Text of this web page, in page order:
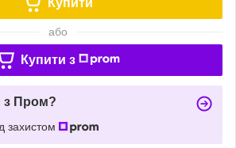
або
Купити з
з Пром?
захистом